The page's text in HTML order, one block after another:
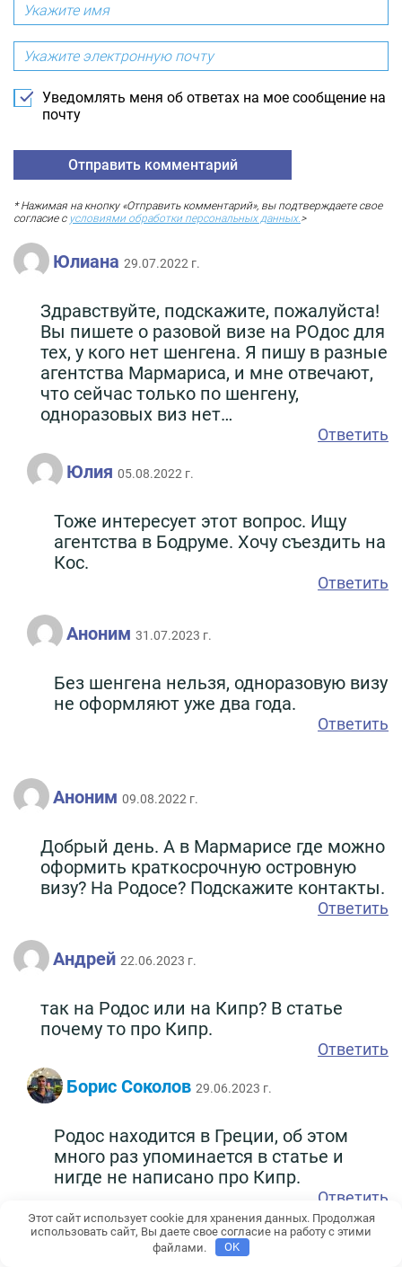
Уведомлять меня об ответах на мое сообщение на
почту
* Нажимая на кнопку «Отправить комментарий», вы подтверждаете свое
согласие с условиями обработки персональных данных.>
Юлиана 29.07.2022 г.
Здравствуйте, подскажите, пожалуйста!
Вы пишете о разовой визе на РОдос для
тех, у кого нет шенгена. Я пишу в разные
агентства Мармариса, и мне отвечают,
что сейчас только по шенгену,
одноразовых виз нет…
Ответить
Юлия 05.08.2022 г.
Тоже интересует этот вопрос. Ищу
агентства в Бодруме. Хочу съездить на
Кос.
Ответить
Аноним 31.07.2023 г.
Без шенгена нельзя, одноразовую визу
не оформляют уже два года.
Ответить
Аноним 09.08.2022 г.
Добрый день. А в Мармарисе где можно
оформить краткосрочную островную
визу? На Родосе? Подскажите контакты.
Ответить
Андрей 22.06.2023 г.
так на Родос или на Кипр? В статье
почему то про Кипр.
Ответить
Борис Соколов 29.06.2023 г.
Родос находится в Греции, об этом
много раз упоминается в статье и
нигде не написано про Кипр.
Ответить
Юлия 04.07.2023 г.
Этот сайт использует cookie для хранения данных. Продолжая
использовать сайт, Вы даете свое согласие на работу с этими
файлами.
OK